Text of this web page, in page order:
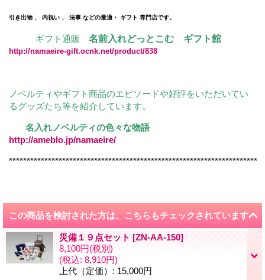
引き出物 、 内祝い 、 法事 などの最適・ ギフト 専門店です。
ギフト通販 名前入れどっとこむ ギフト館
http://namaeire-gift.ocnk.net/product/838
ノベルティやギフト商品のエピソードや好評をいただいてい
るグッズたち等を紹介しています。
名入れノベルティの色々な物語
http://ameblo.jp/namaeire/
**********************************************************************
この商品を検討された方は、こちらもチェックされています
災備１９点セット [ZN-AA-150]
8,100円(税別)
(税込: 8,910円)
上代（定価） : 15,000円